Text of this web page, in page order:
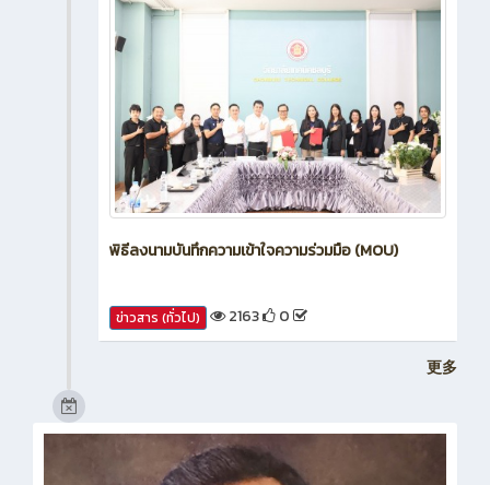
พิธีลงนามบันทึกความเข้าใจความร่วมมือ (MOU)
ข่าวสาร (ทั่วไป) 2163 0
更多